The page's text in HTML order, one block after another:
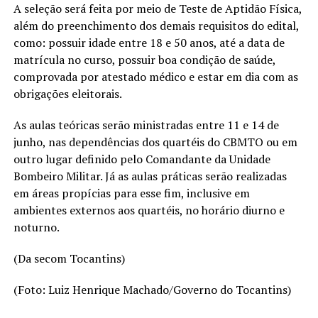
A seleção será feita por meio de Teste de Aptidão Física,
além do preenchimento dos demais requisitos do edital,
como: possuir idade entre 18 e 50 anos, até a data de
matrícula no curso, possuir boa condição de saúde,
comprovada por atestado médico e estar em dia com as
obrigações eleitorais.
As aulas teóricas serão ministradas entre 11 e 14 de
junho, nas dependências dos quartéis do CBMTO ou em
outro lugar definido pelo Comandante da Unidade
Bombeiro Militar. Já as aulas práticas serão realizadas
em áreas propícias para esse fim, inclusive em
ambientes externos aos quartéis, no horário diurno e
noturno.
(Da secom Tocantins)
(Foto: Luiz Henrique Machado/Governo do Tocantins)